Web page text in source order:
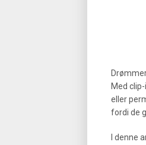
Med
eller
fordi de
I denne